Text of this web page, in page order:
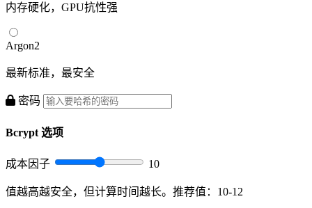
内存硬化，GPU抗性强
Argon2
最新标准，最安全
密码
Bcrypt 选项
成本因子 10
值越高越安全，但计算时间越长。推荐值：10-12